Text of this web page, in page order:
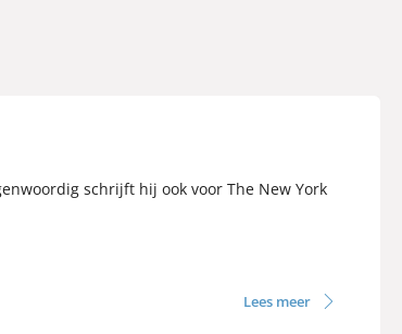
schrijft hij ook voor The New York
Lees meer